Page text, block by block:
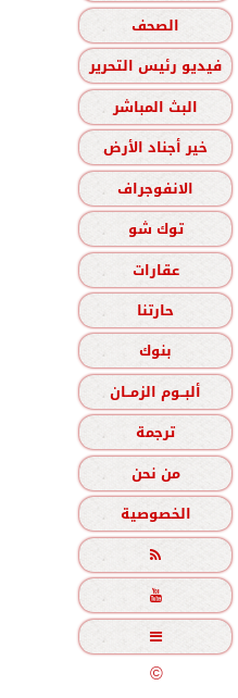
الصحف
فيديو رئيس التحرير
البث المباشر
خير أجناد الأرض
الانفوجراف
توك شو
عقارات
حارتنا
بنوك
ألبــوم الزمــان
ترجمة
من نحن
الخصوصية



محفوظة©